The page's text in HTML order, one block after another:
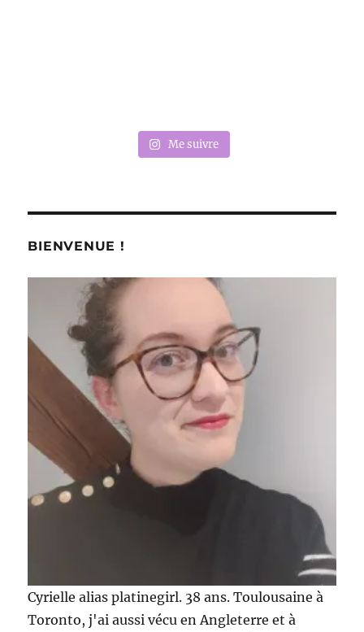
Me suivre
BIENVENUE !
Cyrielle alias platinegirl. 38 ans. Toulousaine à
Toronto, j'ai aussi vécu en Angleterre et à